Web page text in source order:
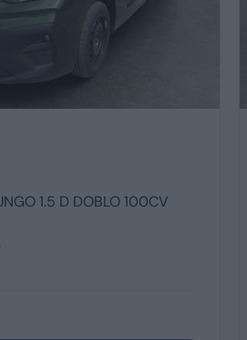
1.5 D DOBLO 100CV